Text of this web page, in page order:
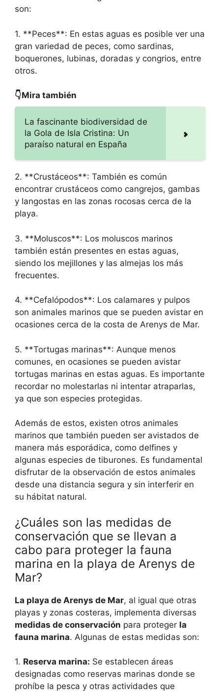
son:
1. **Peces**: En estas aguas es posible ver una
gran variedad de peces, como sardinas,
boquerones, lubinas, doradas y congrios, entre
otros.
👇Mira también
La fascinante biodiversidad de
la Gola de Isla Cristina: Un
paraíso natural en España
2. **Crustáceos**: También es común
encontrar crustáceos como cangrejos, gambas
y langostas en las zonas rocosas cerca de la
playa.
3. **Moluscos**: Los moluscos marinos
también están presentes en estas aguas,
siendo los mejillones y las almejas los más
frecuentes.
4. **Cefalópodos**: Los calamares y pulpos
son animales marinos que se pueden avistar en
ocasiones cerca de la costa de Arenys de Mar.
5. **Tortugas marinas**: Aunque menos
comunes, en ocasiones se pueden avistar
tortugas marinas en estas aguas. Es importante
recordar no molestarlas ni intentar atraparlas,
ya que son especies protegidas.
Además de estos, existen otros animales
marinos que también pueden ser avistados de
manera más esporádica, como delfines y
algunas especies de tiburones. Es fundamental
disfrutar de la observación de estos animales
desde una distancia segura y sin interferir en
su hábitat natural.
¿Cuáles son las medidas de
conservación que se llevan a
cabo para proteger la fauna
marina en la playa de Arenys de
Mar?
La playa de Arenys de Mar, al igual que otras
playas y zonas costeras, implementa diversas
medidas de conservación para proteger la
fauna marina. Algunas de estas medidas son:
1. Reserva marina: Se establecen áreas
designadas como reservas marinas donde se
prohíbe la pesca y otras actividades que